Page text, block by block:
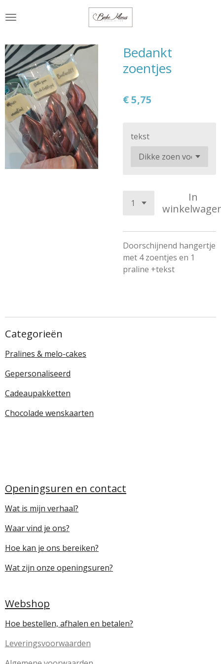
direct
de
hoofdinhoud
Bedankt
zoentjes
€ 5,75
tekst
In
Doorschijnend hangertje
met 4 zoentjes en 1
praline +tekst
Categorieën
Pralines & melo-cakes
Gepersonaliseerd
Cadeaupakketten
Chocolade wenskaarten
Openingsuren en contact
Wat is mijn verhaal?
Waar vind je ons?
Hoe kan je ons bereiken?
Wat zijn onze openingsuren?
Webshop
Hoe bestellen, afhalen en betalen?
Leveringsvoorwaarden